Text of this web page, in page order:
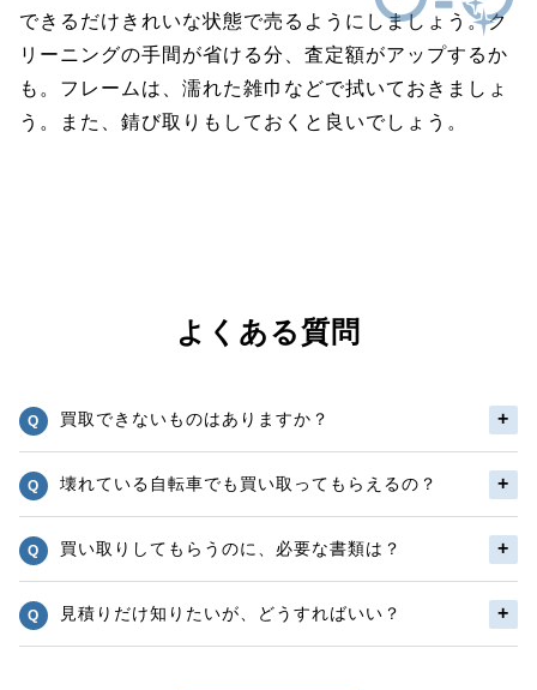
できるだけきれいな状態で売るようにしましょう。ク
リーニングの手間が省ける分、査定額がアップするか
も。フレームは、濡れた雑巾などで拭いておきましょ
う。また、錆び取りもしておくと良いでしょう。
よくある質問
買取できないものはありますか？
壊れている自転車でも買い取ってもらえるの？
買い取りしてもらうのに、必要な書類は？
見積りだけ知りたいが、どうすればいい？